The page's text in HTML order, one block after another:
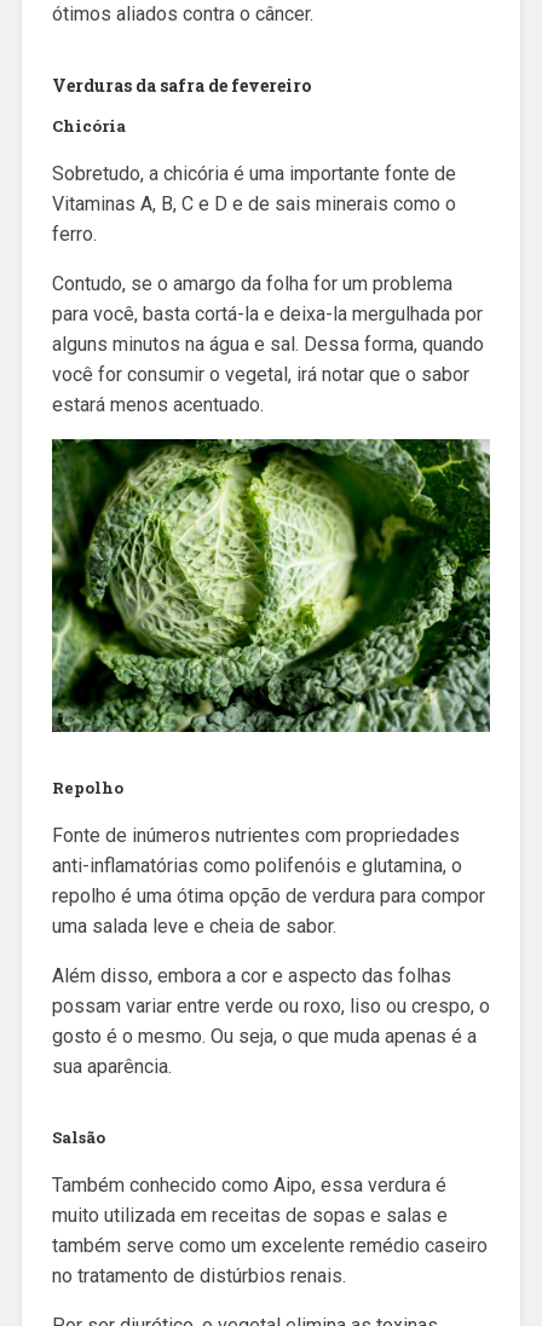
ótimos aliados contra o câncer.
Verduras da safra de fevereiro
Chicória
Sobretudo, a chicória é uma importante fonte de
Vitaminas A, B, C e D e de sais minerais como o
ferro.
Contudo, se o amargo da folha for um problema
para você, basta cortá-la e deixa-la mergulhada por
alguns minutos na água e sal. Dessa forma, quando
você for consumir o vegetal, irá notar que o sabor
estará menos acentuado.
Repolho
Fonte de inúmeros nutrientes com propriedades
anti-inflamatórias como polifenóis e glutamina, o
repolho é uma ótima opção de verdura para compor
uma salada leve e cheia de sabor.
Além disso, embora a cor e aspecto das folhas
possam variar entre verde ou roxo, liso ou crespo, o
gosto é o mesmo. Ou seja, o que muda apenas é a
sua aparência.
Salsão
Também conhecido como Aipo, essa verdura é
muito utilizada em receitas de sopas e salas e
também serve como um excelente remédio caseiro
no tratamento de distúrbios renais.